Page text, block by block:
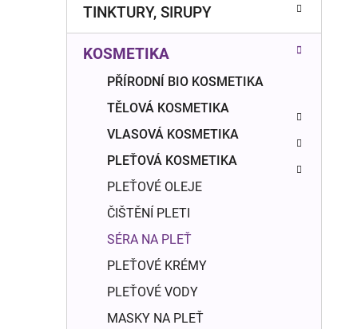
TINKTURY, SIRUPY
KOSMETIKA
PŘÍRODNÍ BIO KOSMETIKA
TĚLOVÁ KOSMETIKA
VLASOVÁ KOSMETIKA
PLEŤOVÁ KOSMETIKA
PLEŤOVÉ OLEJE
ČIŠTĚNÍ PLETI
SÉRA NA PLEŤ
PLEŤOVÉ KRÉMY
PLEŤOVÉ VODY
MASKY NA PLEŤ